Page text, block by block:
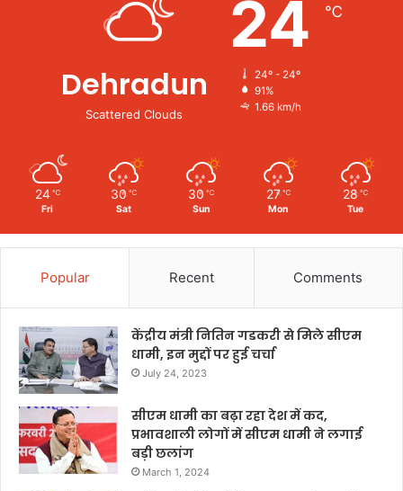
Dehradun
Scattered Clouds
24 ℃
24º - 24º
91%
1.66 km/h
24 ℃
Fri
30 ℃
Sat
30 ℃
Sun
27 ℃
Mon
28 ℃
Tue
Popular Recent Comments
केंद्रीय मंत्री नितिन गडकरी से मिले सीएम
धामी, इन मुद्दों पर हुई चर्चा
July 24, 2023
सीएम धामी का बढ़ा रहा देश में कद,
प्रभावशाली लोगों में सीएम धामी ने लगाई
बड़ी छलांग
March 1, 2024